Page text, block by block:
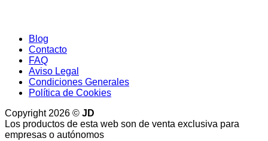
Blog
Contacto
FAQ
Aviso Legal
Condiciones Generales
Política de Cookies
Copyright 2026 © JD
Los productos de esta web son de venta exclusiva para
empresas o autónomos